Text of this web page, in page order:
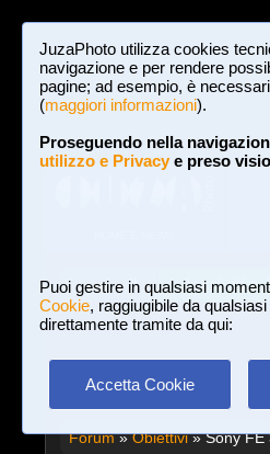
JuzaPhoto utilizza cookies
navigazione e per rendere
pagine; ad esempio, è
(maggiori informazioni).
Proseguendo nella
utilizzo e Privacye preso
Puoi gestire in qualsiasi
Cookie, raggiugibile da
direttamente tramite da qui:
Accetta Cookie
Login Iscriviti a
Forum»Obiettivi» Sony FE